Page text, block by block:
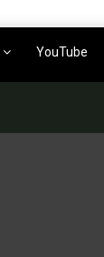
YouTube